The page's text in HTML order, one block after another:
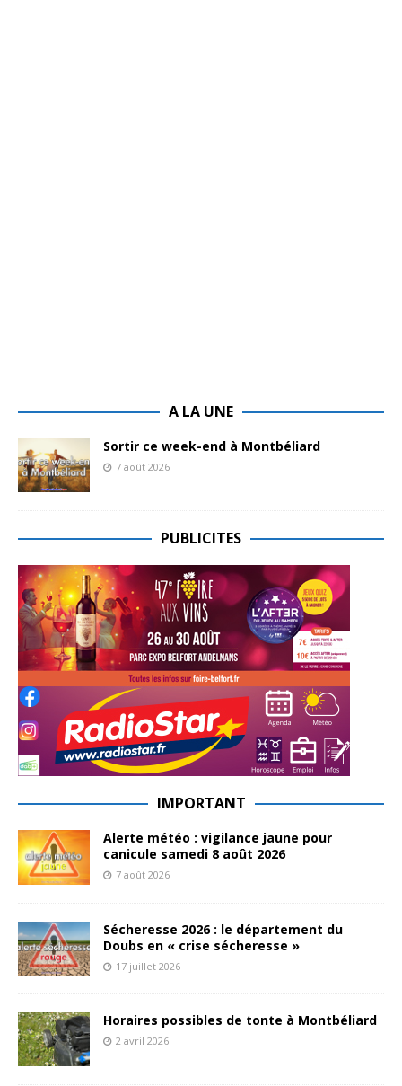
A LA UNE
Sortir ce week-end à Montbéliard
7 août 2026
PUBLICITES
IMPORTANT
Alerte météo : vigilance jaune pour
canicule samedi 8 août 2026
7 août 2026
Sécheresse 2026 : le département du
Doubs en « crise sécheresse »
17 juillet 2026
Horaires possibles de tonte à Montbéliard
2 avril 2026